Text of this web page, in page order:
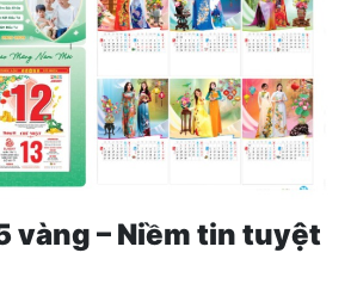
vàng – Niềm tin tuyệt